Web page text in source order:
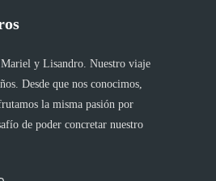
Mariel y Lisandro. Nuestro viaje
Desde que nos conocimos,
la misma pasión por
de poder concretar nuestro